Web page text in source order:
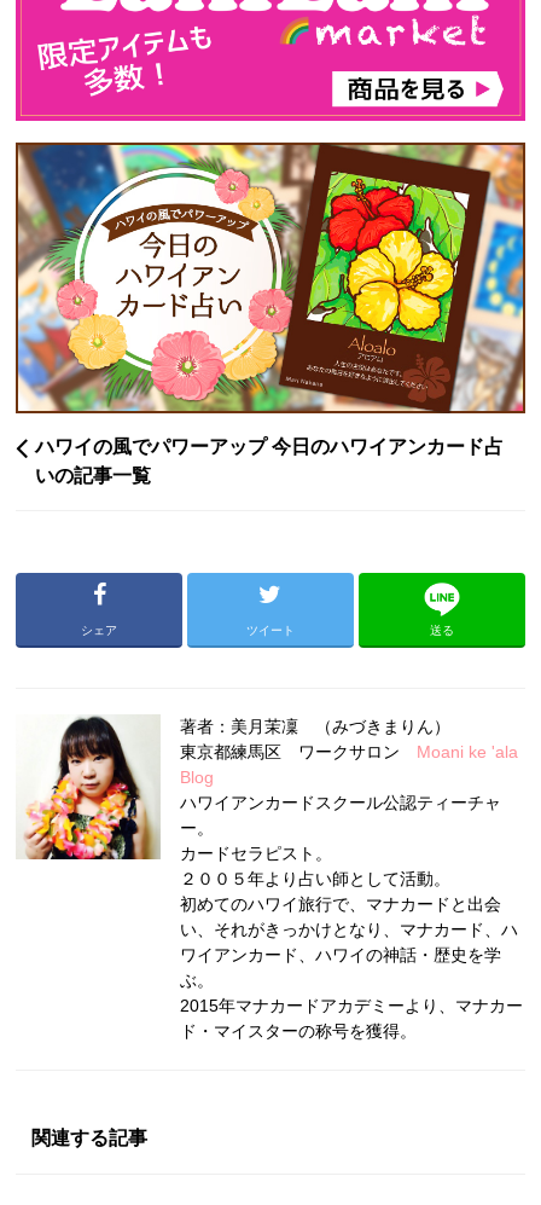
ハワイの風でパワーアップ 今日のハワイアンカード占
いの記事一覧
シェア ツイート 送る
著者：美月茉凜 （みづきまりん）
東京都練馬区 ワークサロン Moani ke 'ala
Blog
ハワイアンカードスクール公認ティーチャ
ー。
カードセラピスト。
２００５年より占い師として活動。
初めてのハワイ旅行で、マナカードと出会
い、それがきっかけとなり、マナカード、ハ
ワイアンカード、ハワイの神話・歴史を学
ぶ。
2015年マナカードアカデミーより、マナカー
ド・マイスターの称号を獲得。
関連する記事